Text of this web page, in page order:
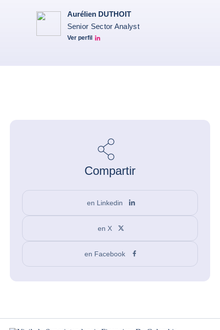
Aurélien DUTHOIT
Senior Sector Analyst
Ver perfil
Aurélien Duthoit Linkedin profile
Compartir
en Linkedin
en X
en Facebook